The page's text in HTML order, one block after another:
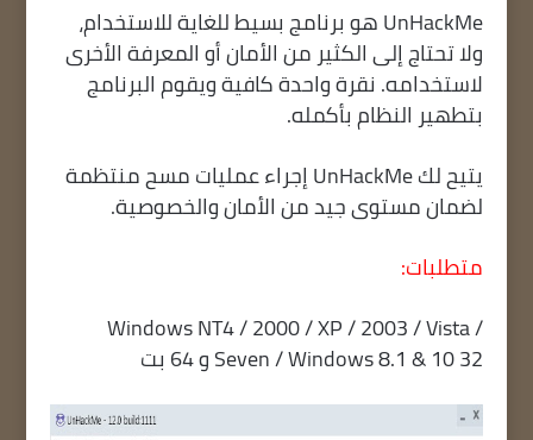
UnHackMe هو برنامج بسيط للغاية للاستخدام،
ولا تحتاج إلى الكثير من الأمان أو المعرفة الأخرى
لاستخدامه. نقرة واحدة كافية ويقوم البرنامج
بتطهير النظام بأكمله.
يتيح لك UnHackMe إجراء عمليات مسح منتظمة
لضمان مستوى جيد من الأمان والخصوصية.
متطلبات:
Windows NT4 / 2000 / XP / 2003 / Vista /
Seven / Windows 8.1 & 10 32 و 64 بت